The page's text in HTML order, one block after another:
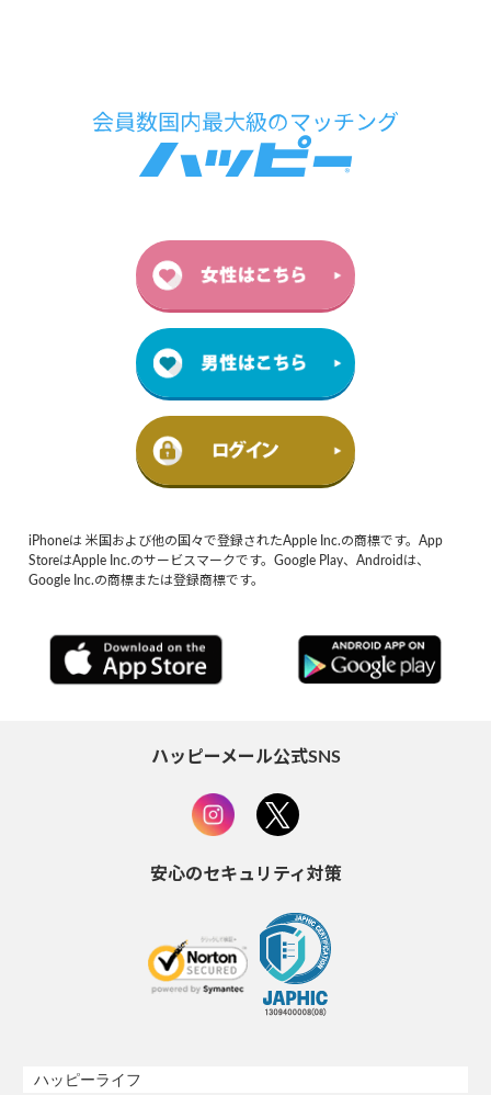
iPhoneは 米国および他の国々で登録されたApple Inc.の商標です。App
StoreはApple Inc.のサービスマークです。Google Play、Androidは、
Google Inc.の商標または登録商標です。
ハッピーメール公式SNS
安心のセキュリティ対策
ハッピーライフ